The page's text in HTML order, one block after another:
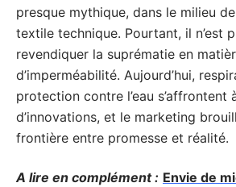
presque mythique, dans le milieu
textile technique. Pourtant, il n’est
revendiquer la suprématie en
d’imperméabilité. Aujourd’hui,
protection contre l’eau s’affrontent
d’innovations, et le marketing
frontière entre promesse et réalité.
A lire en complément : Envie de